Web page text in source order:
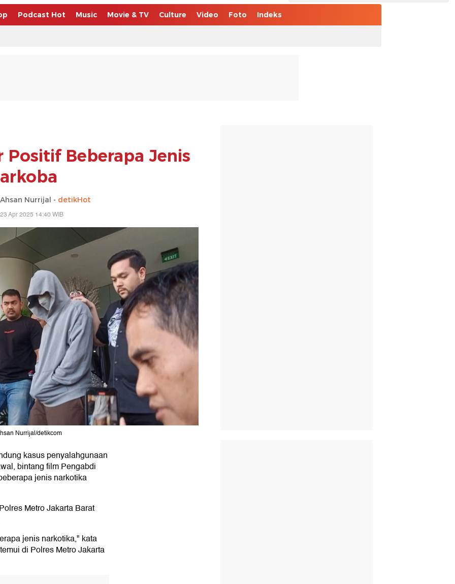
Podcast Hot Music Movie & TV Culture Video Foto Indeks
Positif Beberapa Jenis
Nurrijal - detikHot
Apr 2025 14:40 WIB
Nurrijal/detikcom
kasus penyalahgunaan
bintang film Pengabdi
jenis narkotika
Metro Jakarta Barat
jenis narkotika," kata
di Polres Metro Jakarta